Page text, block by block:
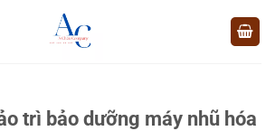
trì bảo dưỡng máy nhũ hóa